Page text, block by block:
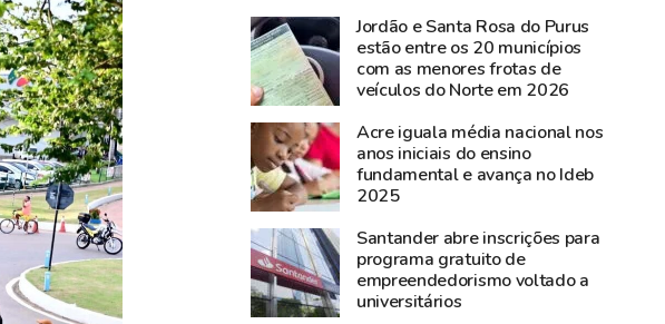
em
São
Gabriel,
no
Rio
Grande
do
Sul
Jordão e Santa Rosa do Purus
estão entre os 20 municípios
com as menores frotas de
veículos do Norte em 2026
Acre iguala média nacional nos
anos iniciais do ensino
fundamental e avança no Ideb
2025
Santander abre inscrições para
programa gratuito de
empreendedorismo voltado a
universitários